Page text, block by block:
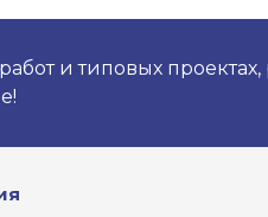
и типовых проектах,